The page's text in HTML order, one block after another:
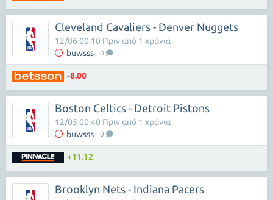
Cleveland Cavaliers - Denver Nuggets
buwsss 0
12/06 00:10 Πριν από 1 χρόνια
-8.00
Boston Celtics - Detroit Pistons
buwsss 0
12/05 00:40 Πριν από 1 χρόνια
+11.12
Brooklyn Nets - Indiana Pacers